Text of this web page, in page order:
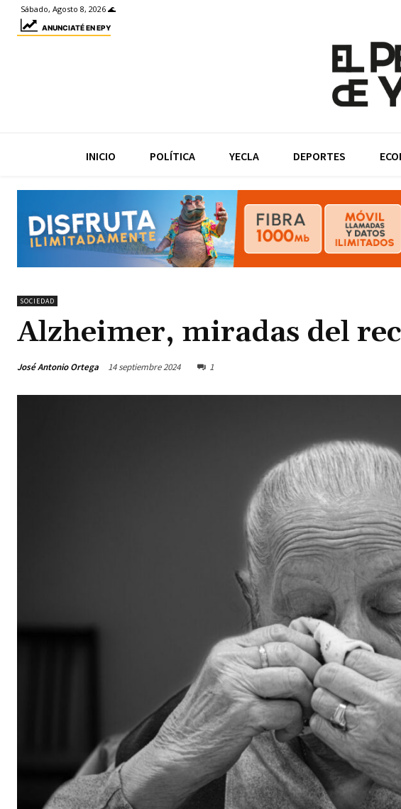
Sábado, Agosto 8, 2026 🌊
ANUNCIATÉ EN EPY
INICIO POLÍTICA YECLA DEPORTES
SOCIEDAD
Alzheimer, miradas del
José Antonio Ortega 14 septiembre 2024 1